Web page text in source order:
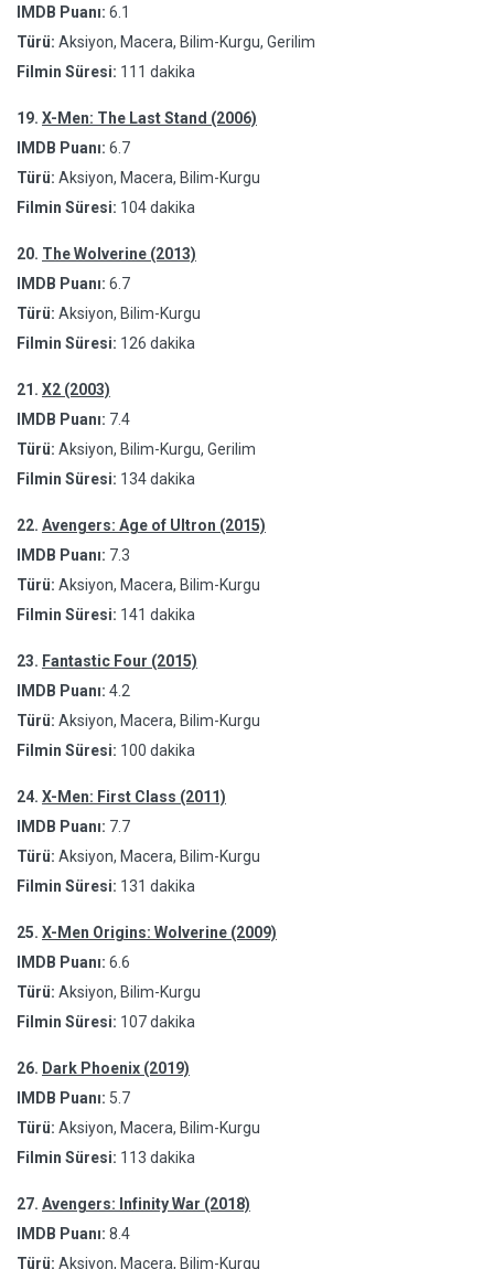
IMDB Puanı: 6.1
Türü: Aksiyon, Macera, Bilim-Kurgu, Gerilim
Filmin Süresi: 111 dakika
19. X-Men: The Last Stand (2006)
IMDB Puanı: 6.7
Türü: Aksiyon, Macera, Bilim-Kurgu
Filmin Süresi: 104 dakika
20. The Wolverine (2013)
IMDB Puanı: 6.7
Türü: Aksiyon, Bilim-Kurgu
Filmin Süresi: 126 dakika
21. X2 (2003)
IMDB Puanı: 7.4
Türü: Aksiyon, Bilim-Kurgu, Gerilim
Filmin Süresi: 134 dakika
22. Avengers: Age of Ultron (2015)
IMDB Puanı: 7.3
Türü: Aksiyon, Macera, Bilim-Kurgu
Filmin Süresi: 141 dakika
23. Fantastic Four (2015)
IMDB Puanı: 4.2
Türü: Aksiyon, Macera, Bilim-Kurgu
Filmin Süresi: 100 dakika
24. X-Men: First Class (2011)
IMDB Puanı: 7.7
Türü: Aksiyon, Macera, Bilim-Kurgu
Filmin Süresi: 131 dakika
25. X-Men Origins: Wolverine (2009)
IMDB Puanı: 6.6
Türü: Aksiyon, Bilim-Kurgu
Filmin Süresi: 107 dakika
26. Dark Phoenix (2019)
IMDB Puanı: 5.7
Türü: Aksiyon, Macera, Bilim-Kurgu
Filmin Süresi: 113 dakika
27. Avengers: Infinity War (2018)
IMDB Puanı: 8.4
Türü: Aksiyon, Macera, Bilim-Kurgu